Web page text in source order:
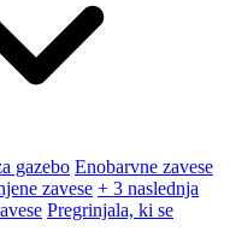
gazebo Enobarvne zavese
zavese + 3 naslednja
Pregrinjala, ki se